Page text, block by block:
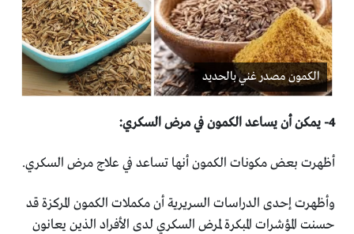
الكمون مصدر غني بالحديد
أظهرت بعض مكونات الكمون أنها تساعد في علاج مرض السكري‎.‎
وأظهرت إحدى الدراسات السريرية أن مكملات الكمون المركزة قد
‏حسنت المؤشرات المبكرة لمرض السكري لدى الأفراد الذين ‏يعانون